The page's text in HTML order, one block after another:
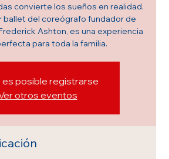
convierte los sueños en realidad.
ballet del coreógrafo fundador de
Ashton, es una experiencia
para toda la familia.
es posible registrarse
otros eventos